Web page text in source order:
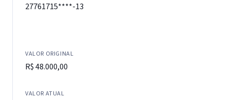
27761715****-13
VALOR ORIGINAL
R$ 48.000,00
VALOR ATUAL